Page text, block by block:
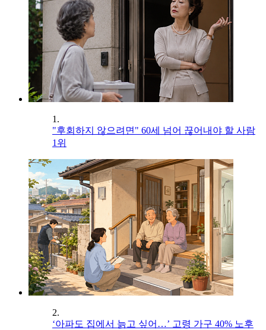
1.
"후회하지 않으려면" 60세 넘어 끊어내야 할 사람
1위
2.
‘아파도 집에서 늙고 싶어…’ 고령 가구 40% 노후